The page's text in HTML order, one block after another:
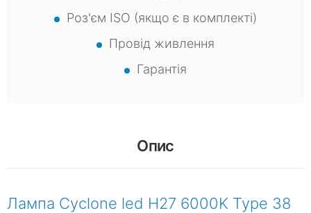
Роз'єм ISO (якщо є в комплекті)
Провід живлення
Гарантія
Опис
Лампа Cyclone led H27 6000K Type 38